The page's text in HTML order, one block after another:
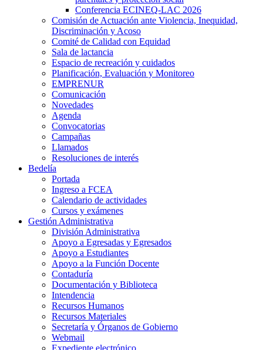
Conferencia ECINEQ-LAC 2026
Comisión de Actuación ante Violencia, Inequidad,
Discriminación y Acoso
Comité de Calidad con Equidad
Sala de lactancia
Espacio de recreación y cuidados
Planificación, Evaluación y Monitoreo
EMPRENUR
Comunicación
Novedades
Agenda
Convocatorias
Campañas
Llamados
Resoluciones de interés
Bedelía
Portada
Ingreso a FCEA
Calendario de actividades
Cursos y exámenes
Gestión Administrativa
División Administrativa
Apoyo a Egresadas y Egresados
Apoyo a Estudiantes
Apoyo a la Función Docente
Contaduría
Documentación y Biblioteca
Intendencia
Recursos Humanos
Recursos Materiales
Secretaría y Órganos de Gobierno
Webmail
Expediente electrónico